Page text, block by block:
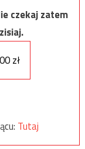
czekaj zatem
zł
Tutaj